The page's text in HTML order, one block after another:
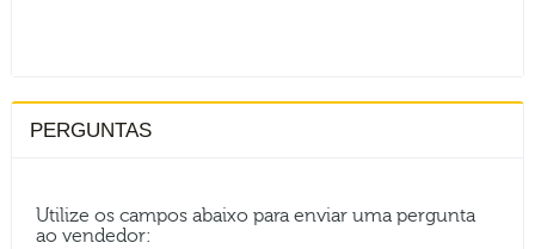
PERGUNTAS
Utilize os campos abaixo para enviar uma pergunta
ao vendedor: